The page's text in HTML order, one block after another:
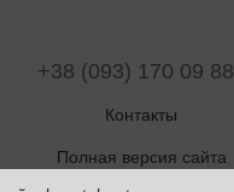
+38 (093) 170 09 88
Контакты
Полная версия сайта